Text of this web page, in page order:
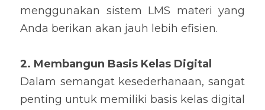
menggunakan sistem LMS materi yang
Anda berikan akan jauh lebih efisien.
2. Membangun Basis Kelas Digital
Dalam semangat kesederhanaan, sangat
penting untuk memiliki basis kelas digital